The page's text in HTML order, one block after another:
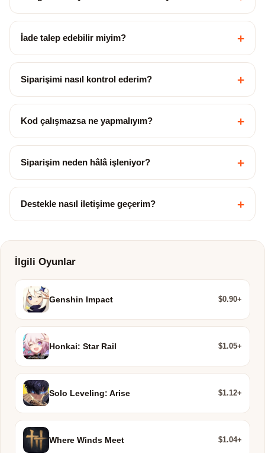
İade talep edebilir miyim? +
Siparişimi nasıl kontrol ederim? +
Kod çalışmazsa ne yapmalıyım? +
Siparişim neden hâlâ işleniyor? +
Destekle nasıl iletişime geçerim? +
İlgili Oyunlar
Genshin Impact $0.90+
Honkai: Star Rail $1.05+
Solo Leveling: Arise $1.12+
Where Winds Meet $1.04+